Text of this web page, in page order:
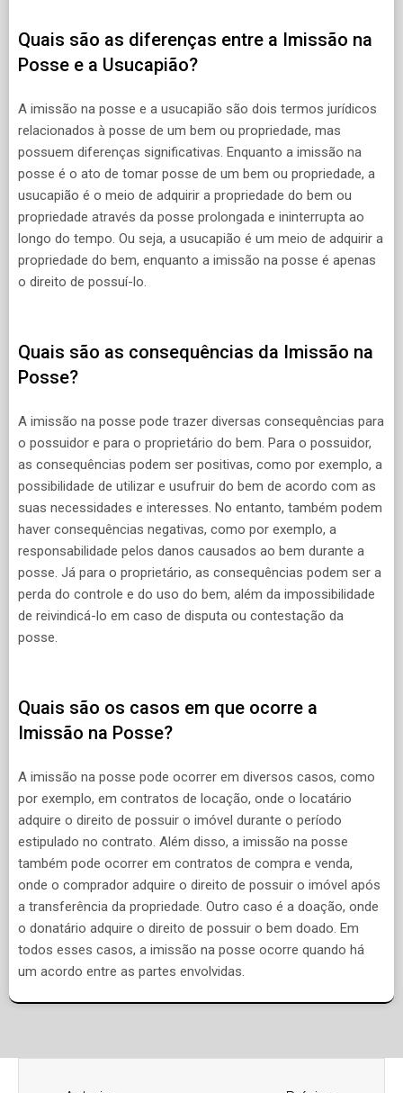
Quais são as diferenças entre a Imissão na
Posse e a Usucapião?
A imissão na posse e a usucapião são dois termos jurídicos
relacionados à posse de um bem ou propriedade, mas
possuem diferenças significativas. Enquanto a imissão na
posse é o ato de tomar posse de um bem ou propriedade, a
usucapião é o meio de adquirir a propriedade do bem ou
propriedade através da posse prolongada e ininterrupta ao
longo do tempo. Ou seja, a usucapião é um meio de adquirir a
propriedade do bem, enquanto a imissão na posse é apenas
o direito de possuí-lo.
Quais são as consequências da Imissão na
Posse?
A imissão na posse pode trazer diversas consequências para
o possuidor e para o proprietário do bem. Para o possuidor,
as consequências podem ser positivas, como por exemplo, a
possibilidade de utilizar e usufruir do bem de acordo com as
suas necessidades e interesses. No entanto, também podem
haver consequências negativas, como por exemplo, a
responsabilidade pelos danos causados ao bem durante a
posse. Já para o proprietário, as consequências podem ser a
perda do controle e do uso do bem, além da impossibilidade
de reivindicá-lo em caso de disputa ou contestação da
posse.
Quais são os casos em que ocorre a
Imissão na Posse?
A imissão na posse pode ocorrer em diversos casos, como
por exemplo, em contratos de locação, onde o locatário
adquire o direito de possuir o imóvel durante o período
estipulado no contrato. Além disso, a imissão na posse
também pode ocorrer em contratos de compra e venda,
onde o comprador adquire o direito de possuir o imóvel após
a transferência da propriedade. Outro caso é a doação, onde
o donatário adquire o direito de possuir o bem doado. Em
todos esses casos, a imissão na posse ocorre quando há
um acordo entre as partes envolvidas.